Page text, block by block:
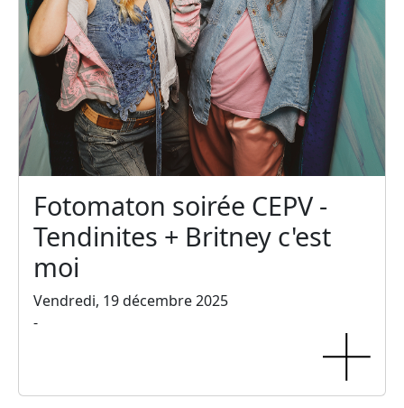
Fotomaton soirée CEPV -
Tendinites + Britney c'est
moi
Vendredi, 19 décembre 2025
-